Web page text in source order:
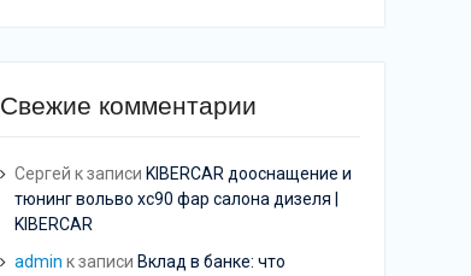
Свежие комментарии
Сергей к записи KIBERCAR дооснащение и
тюнинг вольво хс90 фар салона дизеля |
KIBERCAR
admin к записи Вклад в банке: что